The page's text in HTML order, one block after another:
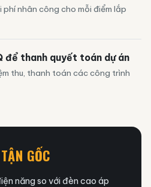
nhân công cho mỗi điểm lắp
để thanh quyết toán dự án
thu, thanh toán các công trình
GỐC
năng so với đèn cao áp